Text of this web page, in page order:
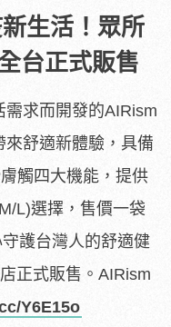
生活！眾所
台正式販售
需求而開發的AIRism
來舒適新體驗，具備
觸四大機能，提供
L)選擇，售價一袋
護台灣人的舒適健
正式販售。AIRism
Y6E15o